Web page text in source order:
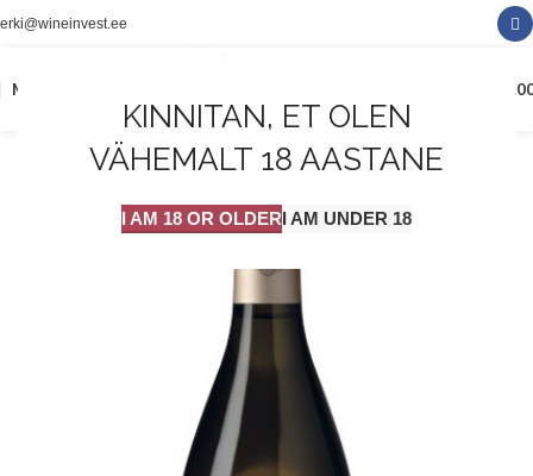
KINNITAN, ET OLEN
VÄHEMALT 18 AASTANE
I AM 18 OR OLDERI AM UNDER 18
erki@wineinvest.ee
MENÜÜ